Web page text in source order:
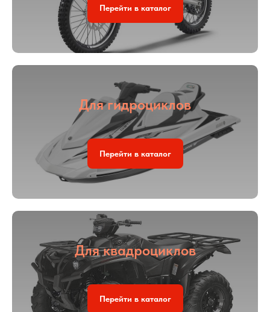
Перейти в каталог
Для гидроциклов
Перейти в каталог
Для квадроциклов
Перейти в каталог